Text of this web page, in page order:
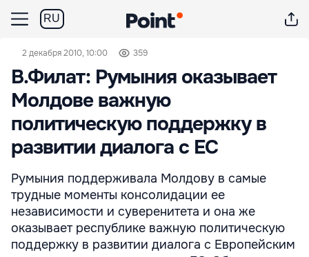
RU
2 декабря 2010, 10:00 359
В.Филат: Румыния оказывает
Молдове важную
политическую поддержку в
развитии диалога с ЕС
Румыния поддерживала Молдову в самые
трудные моменты консолидации ее
независимости и суверенитета и она же
оказывает республике важную политическую
поддержку в развитии диалога с Европейским